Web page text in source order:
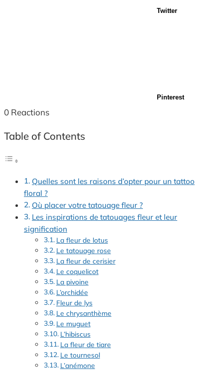
Twitter
Pinterest
0 Reactions
Table of Contents
Quelles sont les raisons d’opter pour un tattoo
floral ?
Où placer votre tatouage fleur ?
Les inspirations de tatouages fleur et leur
signification
La fleur de lotus
Le tatouage rose
La fleur de cerisier
Le coquelicot
La pivoine
L’orchidée
Fleur de lys
Le chrysanthème
Le muguet
L’hibiscus
La fleur de tiare
Le tournesol
L’anémone